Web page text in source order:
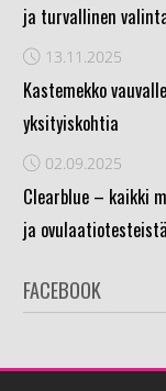
ja turvallinen
13.11.2025
Kastemekko
yksityiskohtia
02.09.2025
Clearblue – kaikki
ja ovulaatiotesteistä
FACEBOOK